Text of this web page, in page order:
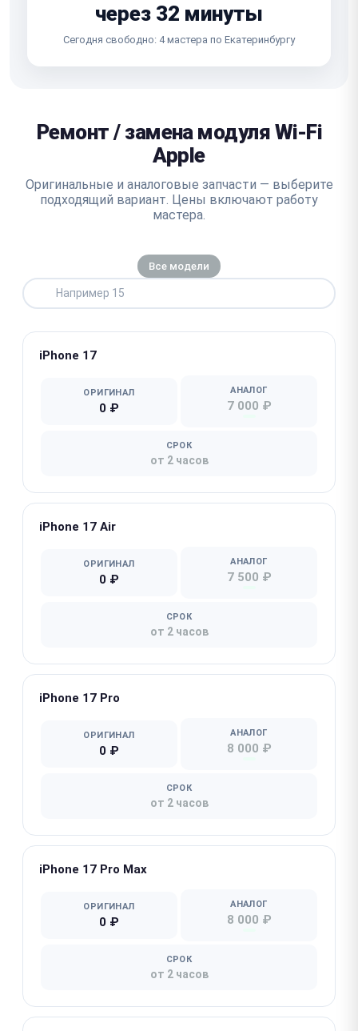
через 32 минуты
Сегодня свободно: 4 мастера по Екатеринбургу
Ремонт / замена модуля Wi-Fi
Apple
Оригинальные и аналоговые запчасти — выберите
подходящий вариант. Цены включают работу
мастера.
Все модели
iPhone 17
ОРИГИНАЛ
0 ₽
АНАЛОГ
7 000 ₽
СРОК
от 2 часов
iPhone 17 Air
ОРИГИНАЛ
0 ₽
АНАЛОГ
7 500 ₽
СРОК
от 2 часов
iPhone 17 Pro
ОРИГИНАЛ
0 ₽
АНАЛОГ
8 000 ₽
СРОК
от 2 часов
iPhone 17 Pro Max
ОРИГИНАЛ
0 ₽
АНАЛОГ
8 000 ₽
СРОК
от 2 часов